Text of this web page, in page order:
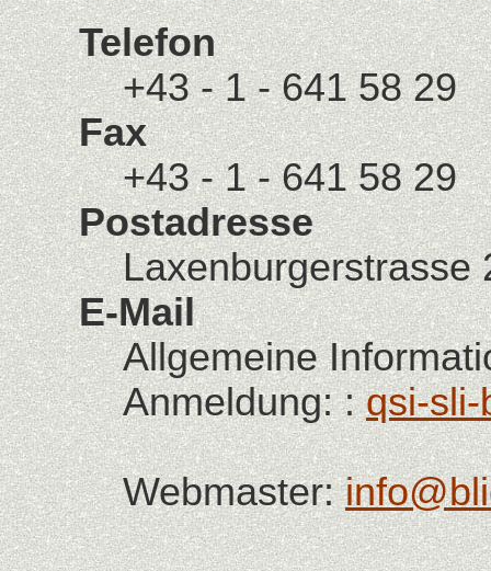
Telefon
+43 - 1 - 641 58 29
Fax
+43 - 1 - 641 58 29
Postadresse
Laxenburgerstrasse
E-Mail
Allgemeine
Anmeldung::qsi-sli-
Webmaster: